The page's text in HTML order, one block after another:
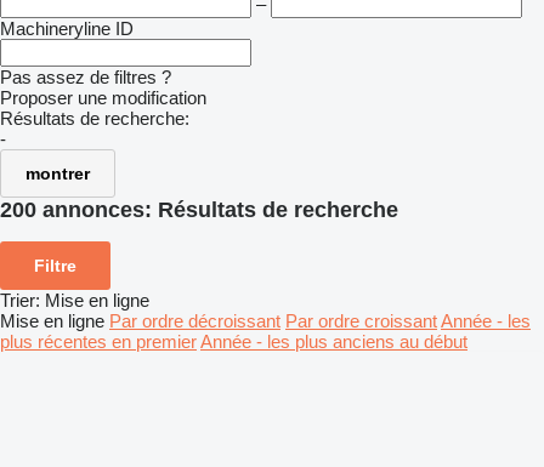
–
Machineryline ID
Pas assez de filtres ?
Proposer une modification
Résultats de recherche:
-
montrer
200 annonces: Résultats de recherche
Filtre
Trier: Mise en ligne
Mise en ligne Par ordre décroissant Par ordre croissantAnnée - les
plus récentes en premierAnnée - les plus anciens au début